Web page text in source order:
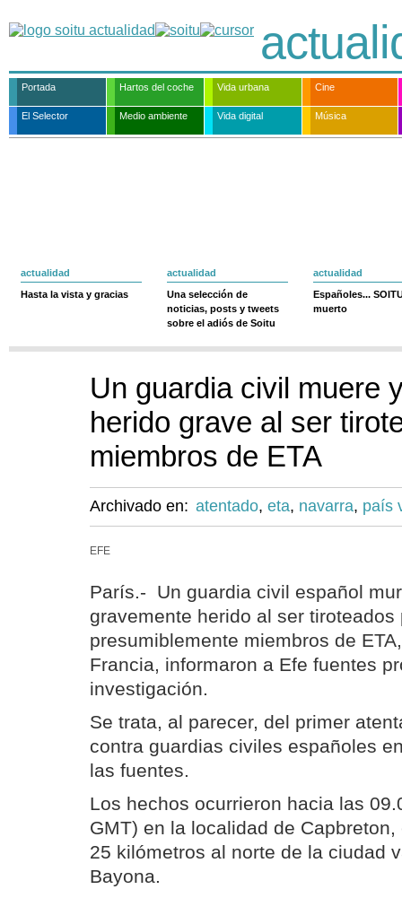
Portada Hartos del coche Vida urbana Cine
El Selector Medio ambiente Vida digital Música
actualidad
Hasta la vista y gracias
actualidad
Una selección de
noticias, posts y tweets
sobre el adiós de Soitu
actualidad
Españoles...
muerto
Un guardia civil muere
herido grave al ser
miembros de ETA
Archivado en: atentado, eta, navarra, país
EFE
París.- Un guardia civil español
gravemente herido al ser tiroteados
presumiblemente miembros de
Francia, informaron a Efe fuentes
investigación.
Se trata, al parecer, del primer
contra guardias civiles españoles
las fuentes.
Los hechos ocurrieron hacia las
GMT) en la localidad de
25 kilómetros al norte de la ciudad
Bayona.